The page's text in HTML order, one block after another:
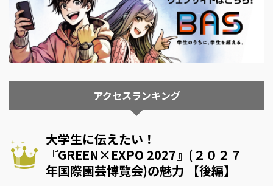
アクセスランキング
大学生に伝えたい！
『GREEN×EXPO 2027』(２０２７
年国際園芸博覧会)の魅力 【後編】